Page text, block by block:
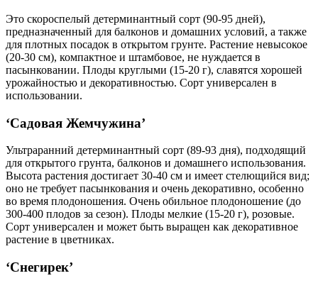
Это скороспелый детерминантный сорт (90-95 дней),
предназначенный для балконов и домашних условий, а также
для плотных посадок в открытом грунте. Растение невысокое
(20-30 см), компактное и штамбовое, не нуждается в
пасынковании. Плоды круглыми (15-20 г), славятся хорошей
урожайностью и декоративностью. Сорт универсален в
использовании.
‘Садовая Жемчужина’
Ультраранний детерминантный сорт (89-93 дня), подходящий
для открытого грунта, балконов и домашнего использования.
Высота растения достигает 30-40 см и имеет стелющийся вид;
оно не требует пасынкования и очень декоративно, особенно
во время плодоношения. Очень обильное плодоношение (до
300-400 плодов за сезон). Плоды мелкие (15-20 г), розовые.
Сорт универсален и может быть выращен как декоративное
растение в цветниках.
‘Снегирек’